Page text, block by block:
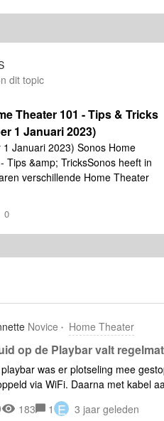
dit topic
Theater 101 - Tips & Tricks
1 Januari 2023)
Januari 2023) Sonos Home
Tips &amp; TricksSonos heeft in
verschillende Home Theater
0
Novice Home Theater
op de Playbar valt
was er plotseling mee
via WiFi. Daarna met kabel
ik dit oplossen?
183 1 E 3 jaar geleden